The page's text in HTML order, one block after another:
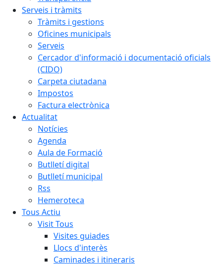
Serveis i tràmits
Tràmits i gestions
Oficines municipals
Serveis
Cercador d'informació i documentació oficials
(CIDO)
Carpeta ciutadana
Impostos
Factura electrònica
Actualitat
Notícies
Agenda
Aula de Formació
Butlletí digital
Butlletí municipal
Rss
Hemeroteca
Tous Actiu
Visit Tous
Visites guiades
Llocs d'interès
Caminades i itineraris